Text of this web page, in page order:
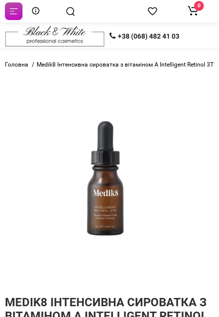
+38 (068) 482 41 03
0
Головна Medik8 Інтенсивна сироватка з вітаміном А Intelligent Retinol
MEDIK8 ІНТЕНСИВНА СИРОВАТКА З